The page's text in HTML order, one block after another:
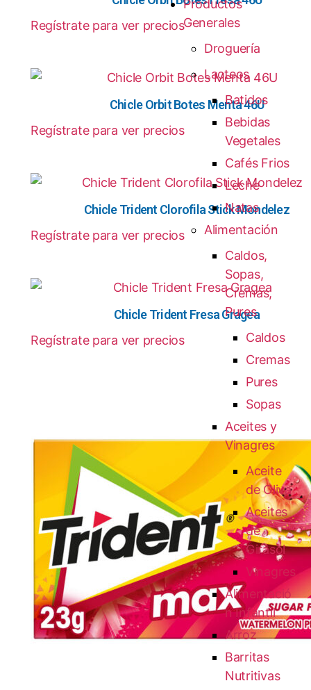
Regístrate para ver precios
Chicle Orbit Botes Menta 46U
Regístrate para ver precios
Chicle Trident Clorofila Stick Mondelez
Regístrate para ver precios
Chicle Trident Fresa Gragea
Regístrate para ver precios
Productos
Generales
Droguería
Lacteos
Batidos
Bebidas
Vegetales
Cafés Frios
Leche
Natas
Alimentación
Caldos,
Sopas,
Cremas,
Pures
Caldos
Cremas
Pures
Sopas
Aceites y
Vinagres
Aceite
de Oliva
Aceites
de
Girasol
Vinagres
Alimentació
n Infantil
Arroz
Barritas
Nutritivas